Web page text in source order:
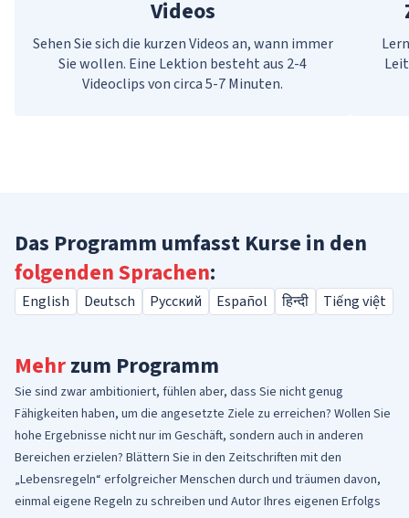
Videos
Sehen Sie sich die kurzen Videos an, wann immer
Sie wollen. Eine Lektion besteht aus 2-4
Videoclips von circa 5-7 Minuten.
Das Programm umfasst Kurse in den
folgenden Sprachen:
English Deutsch Русский Español हिन्दी Tiếng việt
Mehrzum Programm
Sie sind zwar ambitioniert, fühlen aber, dass Sie nicht genug
Fähigkeiten haben, um die angesetzte Ziele zu erreichen? Wollen Sie
hohe Ergebnisse nicht nur im Geschäft, sondern auch in anderen
Bereichen erzielen? Blättern Sie in den Zeitschriften mit den
„Lebensregeln“ erfolgreicher Menschen durch und träumen davon,
einmal eigene Regeln zu schreiben und Autor Ihres eigenen Erfolgs